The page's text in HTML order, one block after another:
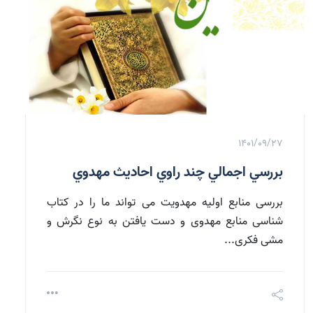
1401/09/27
بررسي اجمالي چند راوي احاديث مهدوي
بررسی منابع اولیه مهدویت می تواند ما را در کتاب
شناسی منابع مهدوی و دست یافتن به نوع نگرش و
مشی فکری...